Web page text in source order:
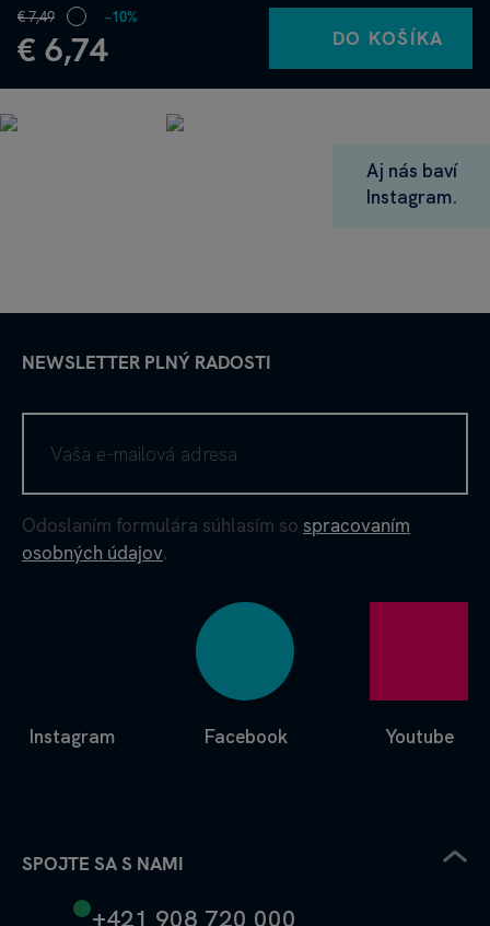
€ 7,49
€ 6,74
−10%
DO KOŠÍKA
Aj nás baví
Instagram.
NEWSLETTER PLNÝ RADOSTI
Odoslaním formulára súhlasím so spracovaním
osobných údajov.
Facebook
Instagram Youtube
SPOJTE SA S NAMI
+421 908 720 000